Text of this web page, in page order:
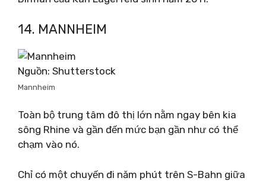
14. MANNHEIM
Nguồn: Shutterstock
Mannheim
Toàn bộ trung tâm đô thị lớn nằm ngay bên kia
sông Rhine và gần đến mức bạn gần như có thể
chạm vào nó.
Chỉ có một chuyến đi năm phút trên S-Bahn giữa